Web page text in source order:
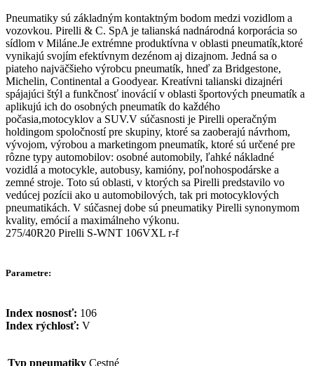
Pneumatiky sú základným kontaktným bodom medzi vozidlom a
vozovkou. Pirelli & C. SpA je talianská nadnárodná korporácia so
sídlom v Miláne.Je extrémne produktívna v oblasti pneumatík,ktoré
vynikajú svojím efektívnym dezénom aj dizajnom. Jedná sa o
piateho najväčšieho výrobcu pneumatík, hneď za Bridgestone,
Michelin, Continental a Goodyear. Kreatívni talianski dizajnéri
spájajúci štýl a funkčnosť inovácií v oblasti športových pneumatík a
aplikujú ich do osobných pneumatík do každého
počasia,motocyklov a SUV.V súčasnosti je Pirelli operačným
holdingom spoločností pre skupiny, ktoré sa zaoberajú návrhom,
vývojom, výrobou a marketingom pneumatík, ktoré sú určené pre
rôzne typy automobilov: osobné automobily, ľahké nákladné
vozidlá a motocykle, autobusy, kamióny, poľnohospodárske a
zemné stroje. Toto sú oblasti, v ktorých sa Pirelli predstavilo vo
vedúcej pozícii ako u automobilových, tak pri motocyklových
pneumatikách. V súčasnej dobe sú pneumatiky Pirelli synonymom
kvality, emócií a maximálneho výkonu.
275/40R20 Pirelli S-WNT 106VXL r-f
Parametre:
Index nosnosť: 106
Index rýchlosť: V
Typ pneumatiky Cestné